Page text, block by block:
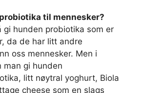
til mennesker?
gi hunden probiotika som er
da de har litt andre
oss mennesker. Men i
man gi hunden
litt nøytral yoghurt, Biola
cheese som en slags